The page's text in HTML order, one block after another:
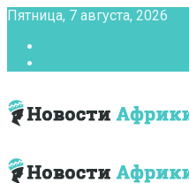
Пятница, 7 августа, 2026